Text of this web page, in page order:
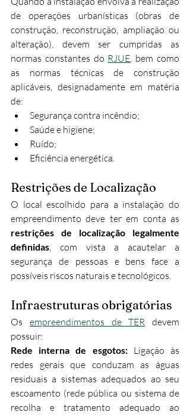
de operações urbanísticas (obras de
construção, reconstrução, ampliação ou
alteração), devem ser cumpridas as
normas constantes do RJUE, bem como
as normas técnicas de construção
aplicáveis, designadamente em matéria
de:
Segurança contra incêndio;
Saúde e higiene;
Ruído;
Eficiência energética.
Restrições de Localização
O local escolhido para a instalação do
restrições de localização legalmente
definidas, com vista a acautelar a
segurança de pessoas e bens face a
possíveis riscos naturais e tecnológicos.
Infraestruturas obrigatórias
Os empreendimentos de TER devem
possuir:
Rede interna de esgotos: Ligação às
redes gerais que conduzam as águas
residuais a sistemas adequados ao seu
escoamento (rede pública ou sistema de
recolha e tratamento adequado ao